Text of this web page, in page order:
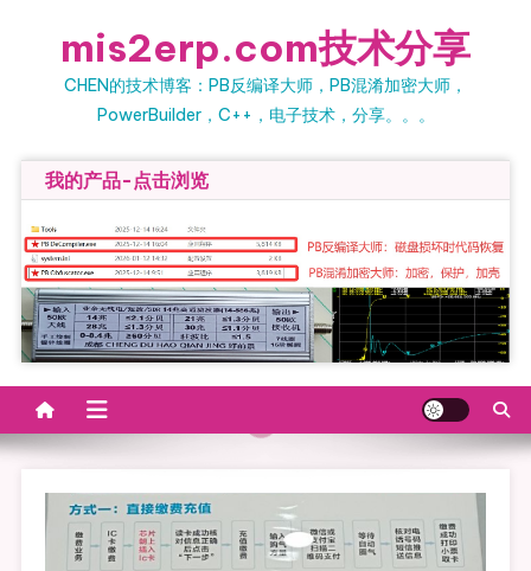
mis2erp.com技术分享
CHEN的技术博客：PB反编译大师，PB混淆加密大师，
PowerBuilder，C++，电子技术，分享。。。
我的产品-点击浏览